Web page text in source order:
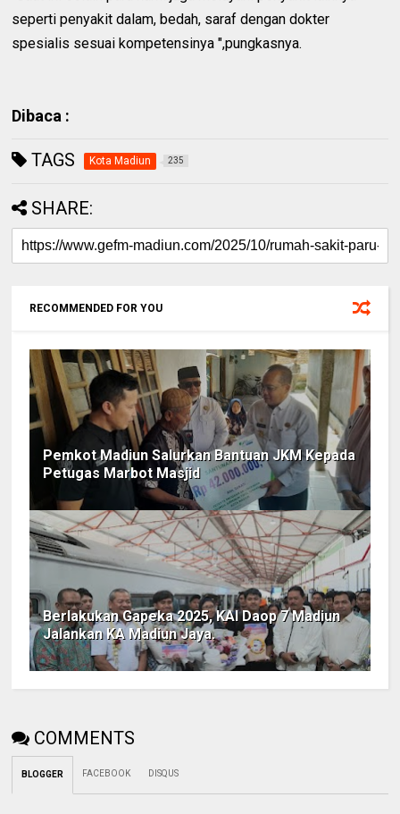
seperti penyakit dalam, bedah, saraf dengan dokter
spesialis sesuai kompetensinya ",pungkasnya.
Dibaca :
TAGS Kota Madiun 235
SHARE:
RECOMMENDED FOR YOU
Pemkot Madiun Salurkan Bantuan JKM Kepada
Petugas Marbot Masjid
Berlakukan Gapeka 2025, KAI Daop 7 Madiun
Jalankan KA Madiun Jaya.
COMMENTS
BLOGGER FACEBOOK DISQUS